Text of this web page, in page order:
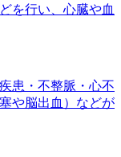
を行い、心臓や血
患・不整脈・心不
や脳出血）などが